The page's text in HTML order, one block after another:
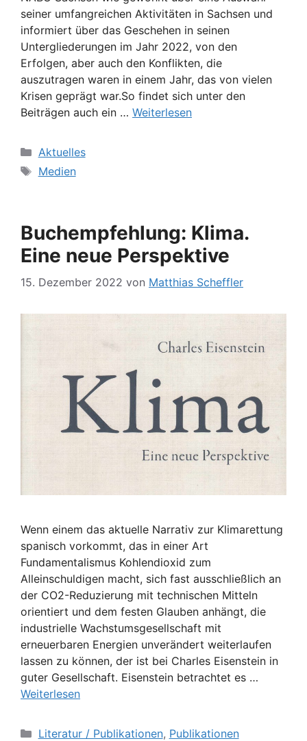
seiner umfangreichen Aktivitäten in Sachsen und
informiert über das Geschehen in seinen
Untergliederungen im Jahr 2022, von den
Erfolgen, aber auch den Konflikten, die
auszutragen waren in einem Jahr, das von vielen
Krisen geprägt war.So findet sich unter den
Beiträgen auch ein … Weiterlesen
Kategorien
Aktuelles
Schlagwörter
Medien
Buchempfehlung: Klima.
Eine neue Perspektive
15. Dezember 2022 von Matthias Scheffler
Wenn einem das aktuelle Narrativ zur Klimarettung
spanisch vorkommt, das in einer Art
Fundamentalismus Kohlendioxid zum
Alleinschuldigen macht, sich fast ausschließlich an
der CO2-Reduzierung mit technischen Mitteln
orientiert und dem festen Glauben anhängt, die
industrielle Wachstumsgesellschaft mit
erneuerbaren Energien unverändert weiterlaufen
lassen zu können, der ist bei Charles Eisenstein in
guter Gesellschaft. Eisenstein betrachtet es …
Weiterlesen
Kategorien
Literatur / Publikationen, Publikationen